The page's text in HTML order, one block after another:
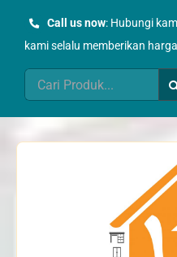
Call us now: Hubungi
kami selalu memberikan
Search
for: